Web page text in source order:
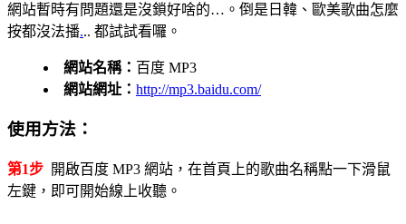
網站暫時有問題還是沒鎖好啥的…。倒是日韓、歐美歌曲怎麼
按都沒法播... 都試試看囉。
網站名稱： 百度 MP3
網站網址： http://mp3.baidu.com/
使用方法：
第1步 開啟百度 MP3 網站，在首頁上的歌曲名稱點一下滑鼠
左鍵，即可開始線上收聽。